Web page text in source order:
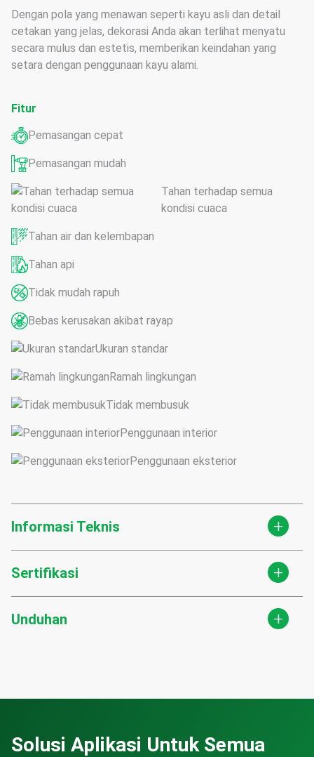
Dengan pola yang menawan seperti kayu asli dan detail
cetakan yang jelas, dekorasi Anda akan terlihat menyatu
secara mulus dan estetis, memberikan keindahan yang
setara dengan penggunaan kayu alami.
Fitur
Pemasangan cepat
Pemasangan mudah
Tahan terhadap semua
kondisi cuaca
Tahan air dan kelembapan
Tahan api
Tidak mudah rapuh
Bebas kerusakan akibat rayap
Ukuran standar
Ramah lingkungan
Tidak membusuk
Penggunaan interior
Penggunaan eksterior
Informasi Teknis +
Sertifikasi +
Unduhan +
Solusi Aplikasi Untuk Semua